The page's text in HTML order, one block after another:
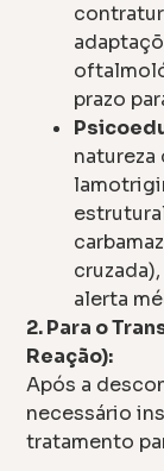
prazo
natureza
alerta
2. Para o
Reação):
Após a
necessário
tratamento